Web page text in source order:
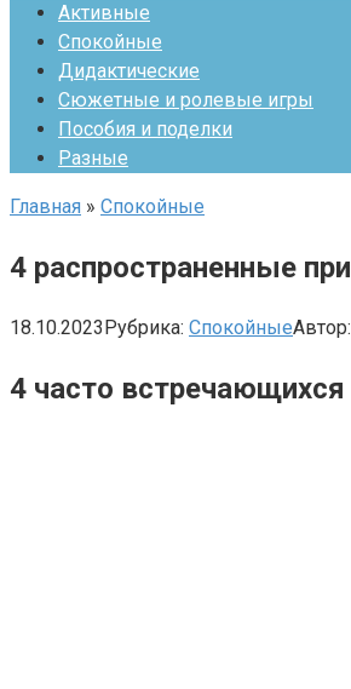
Активные
Спокойные
Дидактические
Сюжетные и ролевые игры
Пособия и поделки
Разные
Главная » Спокойные
4 распространенные
18.10.2023Рубрика: СпокойныеАвтор:
4 часто